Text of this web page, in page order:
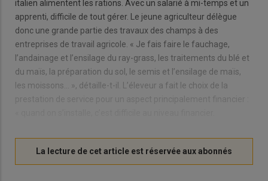
italien alimentent les rations. Avec un salarié à mi-temps et un
apprenti, difficile de tout gérer. Le jeune agriculteur délègue
donc une grande partie des travaux des champs à des
entreprises de travail agricole. « Je fais faire le fauchage,
l’andainage et l’ensilage du ray-grass, les traitements du blé et
du maïs, la préparation du sol, le semis et l’ensilage de maïs,
les moissons… », détaille-t-il. L’éleveur a fait le choix de la